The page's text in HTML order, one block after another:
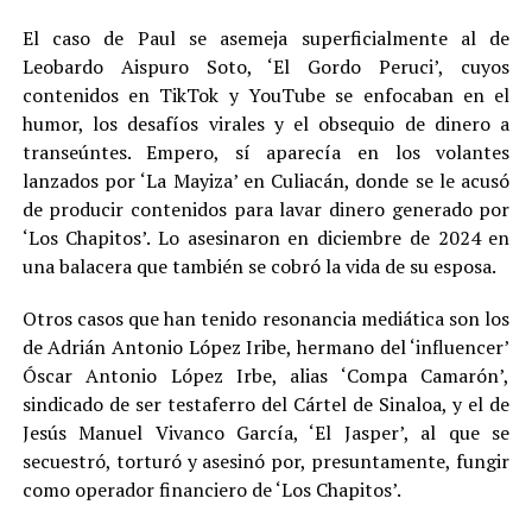
El caso de Paul se asemeja superficialmente al de
Leobardo Aispuro Soto, ‘El Gordo Peruci’, cuyos
contenidos en TikTok y YouTube se enfocaban en el
humor, los desafíos virales y el obsequio de dinero a
transeúntes. Empero, sí aparecía en los volantes
lanzados por ‘La Mayiza’ en Culiacán, donde se le acusó
de producir contenidos para lavar dinero generado por
‘Los Chapitos’. Lo asesinaron en diciembre de 2024 en
una balacera que también se cobró la vida de su esposa.
Otros casos que han tenido resonancia mediática son los
de Adrián Antonio López Iribe, hermano del ‘influencer’
Óscar Antonio López Irbe, alias ‘Compa Camarón’,
sindicado de ser testaferro del Cártel de Sinaloa, y el de
Jesús Manuel Vivanco García, ‘El Jasper’, al que se
secuestró, torturó y asesinó por, presuntamente, fungir
como operador financiero de ‘Los Chapitos’.